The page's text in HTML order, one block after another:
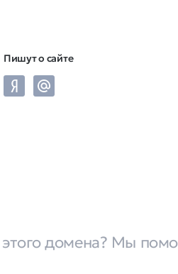
Пишут о сайте
домена? Мы